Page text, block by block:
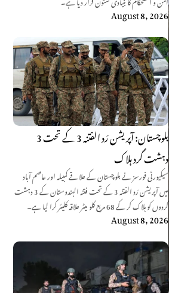
August 8, 2026
بلوچستان: آپریشن رَد الفتنہ 3 کے تحت 3
دہشت گرد ہلاک
سیکیورٹی فورسز نے بلوچستان کے علاقے کمبیلہ اور عاصم آباد
میں آپریشن رَد الفتنہ 3 کے تحت فتنہ الہندوستان کے 3 دہشت
گردوں کو ہلاک کر کے 68 مربع کلو میٹر علاقہ کلیئر کرا لیا ہے۔
August 8, 2026